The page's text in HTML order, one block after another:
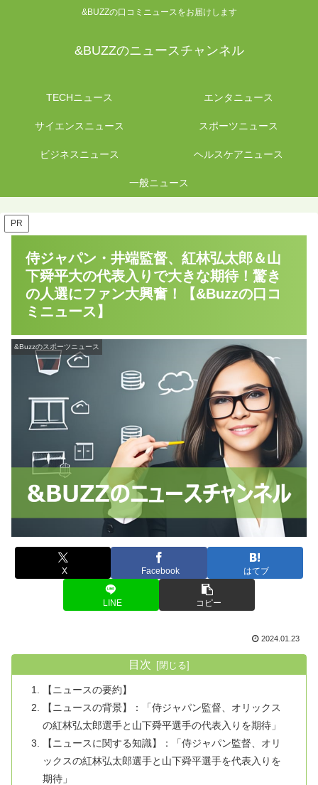
&BUZZの口コミニュースをお届けします
&BUZZのニュースチャンネル
TECHニュース エンタニュース
サイエンスニュース スポーツニュース
ビジネスニュース ヘルスケアニュース
一般ニュース
PR
侍ジャパン・井端監督、紅林弘太郎＆山
下舜平大の代表入りで大きな期待！驚き
の人選にファン大興奮！【&Buzzの口コ
ミニュース】
&Buzzのスポーツニュース
X Facebook はてブ
LINE コピー
2024.01.23
目次
【ニュースの要約】
【ニュースの背景】：「侍ジャパン監督、オリックス
の紅林弘太郎選手と山下舜平選手の代表入りを期待」
【ニュースに関する知識】：「侍ジャパン監督、オリ
ックスの紅林弘太郎選手と山下舜平選手を代表入りを
期待」